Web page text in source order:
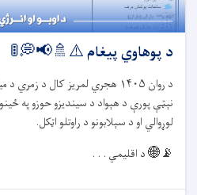
د پوهاوي پیغام ⚠️🚿📢💭🚦
د روان ۱۴۰۵ هجري لمریز کال د زمري د
نېټې پورې د هېواد د سیندیزو حوزو په
لوړوالي او د سېلابونو د راوتلو اټکل.
📡🌐د اقلیمي . . .